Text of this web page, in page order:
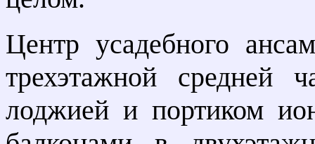
Центр усадебного
трехэтажной средней
лоджией и портиком